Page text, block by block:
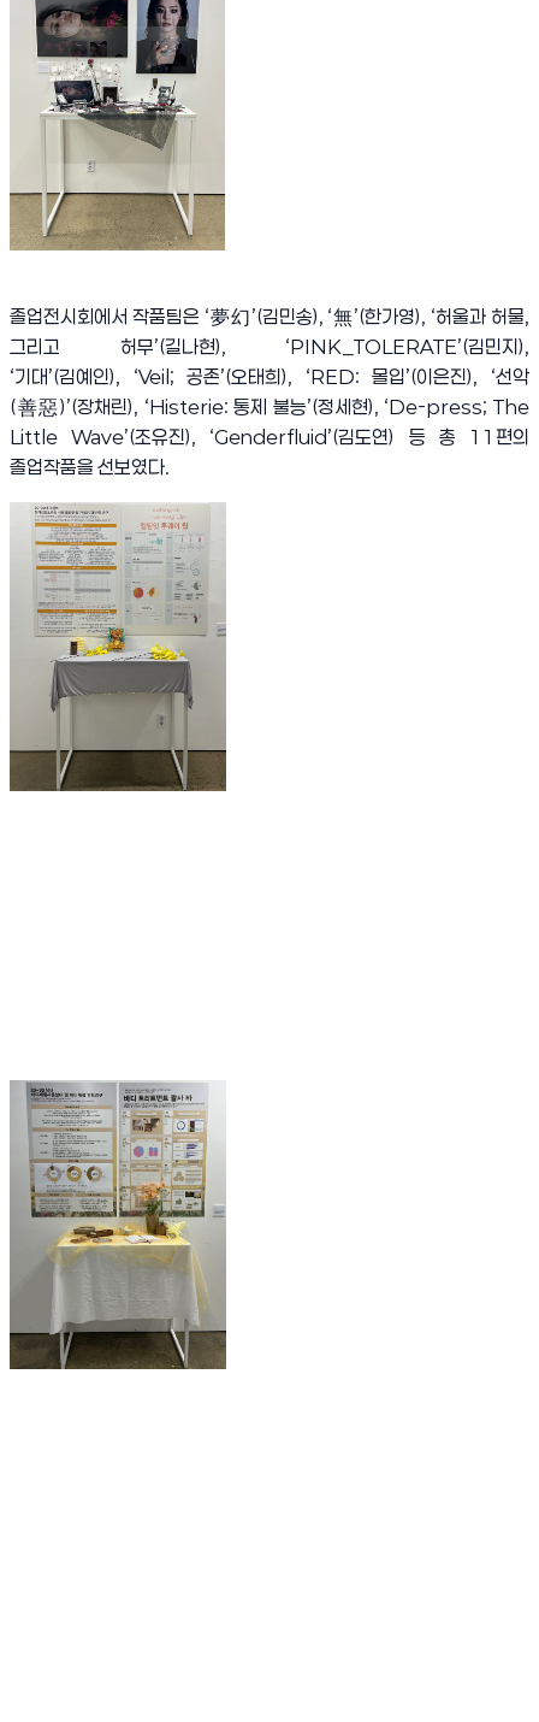
졸업전시회에서 작품팀은 ‘夢幻’(김민송), ‘無’(한가영), ‘허울과 허물,
그리고 허무’(길나현), ‘PINK_TOLERATE’(김민지 ),
‘기대’(김예인), ‘Veil;공존’(오태희), ‘RED:몰입’(이은진), ‘선악
(善惡)’(장채린), ‘Histerie:통제 불능’(정세현), ‘De-press; The
Little Wave’(조유진), ‘Genderfluid’(김도연) 등 총 11편의
졸업작품을 선보였다.